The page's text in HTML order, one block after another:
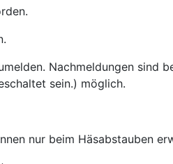
Nachmeldungen sind
sein.) möglich.
nur beim Häsabstauben